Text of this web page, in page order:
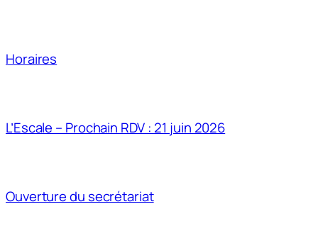
Horaires
L’Escale – Prochain RDV : 21 juin 2026
Ouverture du secrétariat